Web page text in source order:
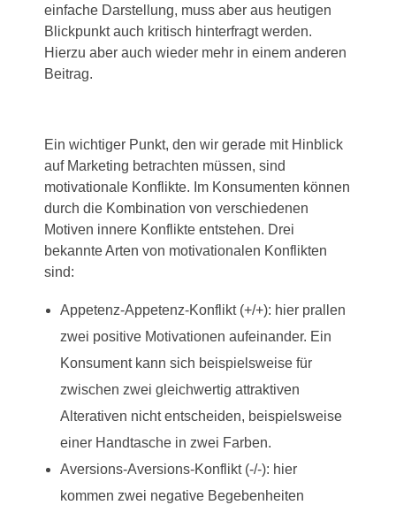
einfache Darstellung, muss aber aus heutigen
Blickpunkt auch kritisch hinterfragt werden.
Hierzu aber auch wieder mehr in einem anderen
Beitrag.
Ein wichtiger Punkt, den wir gerade mit Hinblick
auf Marketing betrachten müssen, sind
motivationale Konflikte. Im Konsumenten können
durch die Kombination von verschiedenen
Motiven innere Konflikte entstehen. Drei
bekannte Arten von motivationalen Konflikten
sind:
Appetenz-Appetenz-Konflikt (+/+): hier prallen
zwei positive Motivationen aufeinander. Ein
Konsument kann sich beispielsweise für
zwischen zwei gleichwertig attraktiven
Alterativen nicht entscheiden, beispielsweise
einer Handtasche in zwei Farben.
Aversions-Aversions-Konflikt (-/-): hier
kommen zwei negative Begebenheiten